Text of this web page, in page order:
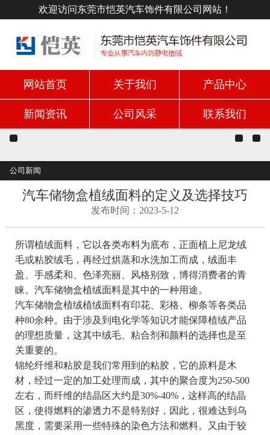
欢迎访问东莞市恺英汽车饰件有限公司网站！
网站首页 关于我们 产品中心
新闻资讯 公司风采 联系我们
公司新闻
汽车储物盒植绒面料的定义及选择技巧
发布时间：2023-5-12
所谓植绒面料，它以各类布料为底布，正面植上尼龙绒
毛或粘胶绒毛，再经过烘蒸和水洗加工而成，绒面丰
盈、手感柔和、色泽亮丽、风格别致，博得消费者的青
睐。汽车储物盒植绒面料是其中的一种用途。
汽车储物盒植绒植绒面料有印花、彩格、柳条等各类品
种80余种。由于涉及到电化学等知识才能保障植绒产品
的理想质量，这其中绒毛、粘合剂和颜料的选择也是至
关重要的。
锦纶纤维和粘胶是我们常用到的粘胶，它的原料是木
材，经过一定的加工处理而成，其中的聚合度为250-500
左右，而纤维的结晶区大约是30%-40%，这样高的结晶
区，使得燃料的渗透力不是特别好，因此，很难达到乌
黑度，需要采用一些特殊的染色方法和燃料。又由于较